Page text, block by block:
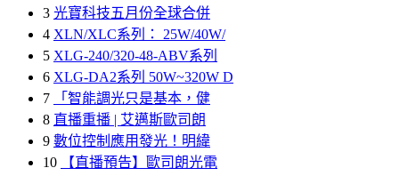
3 光寶科技五月份全球合併
4 XLN/XLC系列： 25W/40W/
5 XLG-240/320-48-ABV系列
6 XLG-DA2系列 50W~320W D
7
「智能調光只是基本，健
8 直播重播 | 艾邁斯歐司朗
9 數位控制應用發光！明緯
10
【直播預告】歐司朗光電